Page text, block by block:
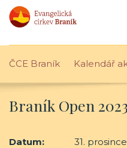
ČCE Braník Kalendář
Braník Open 2023
Datum: 31.